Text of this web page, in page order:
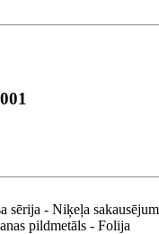
sērija - Niķeļa
pildmetāls - Folija